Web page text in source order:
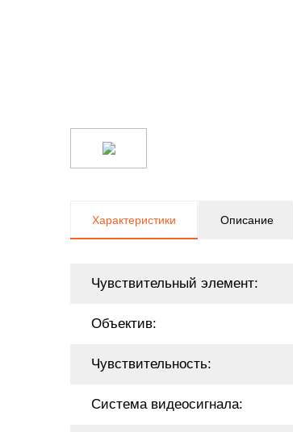
Характеристики Описание
Чувствительный элемент:
Объектив:
Чувствительность:
Система видеосигнала: